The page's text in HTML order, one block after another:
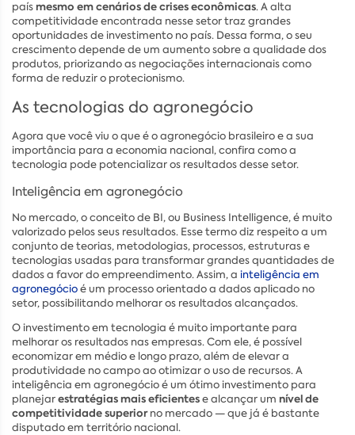
paísmesmo em cenários de crises econômicas. A alta
competitividade encontrada nesse setor traz grandes
oportunidades de investimento no país. Dessa forma, o seu
crescimento depende de um aumento sobre a qualidade dos
produtos, priorizando as negociações internacionais como
forma de reduzir o protecionismo.
As tecnologias do agronegócio
Agora que você viu o que é o agronegócio brasileiro e a sua
importância para a economia nacional, confira como a
tecnologia pode potencializar os resultados desse setor.
Inteligência em agronegócio
No mercado, o conceito de BI, ou Business Intelligence, é muito
valorizado pelos seus resultados. Esse termo diz respeito a um
conjunto de teorias, metodologias, processos, estruturas e
tecnologias usadas para transformar grandes quantidades de
dados a favor do empreendimento. Assim, a inteligência em
agronegócioé um processo orientado a dados aplicado no
setor, possibilitando melhorar os resultados alcançados.
O investimento em tecnologia é muito importante para
melhorar os resultados nas empresas. Com ele, é possível
economizar em médio e longo prazo, além de elevar a
produtividade no campo ao otimizar o uso de recursos. A
inteligência em agronegócio é um ótimo investimento para
planejarestratégias mais eficientese alcançar um nível de
competitividade superiorno mercado — que já é bastante
disputado em território nacional.